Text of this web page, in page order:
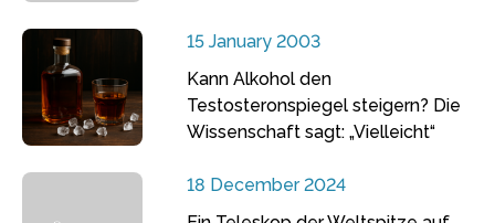
15 January 2003
Kann Alkohol den
Testosteronspiegel steigern? Die
Wissenschaft sagt: „Vielleicht“
18 December 2024